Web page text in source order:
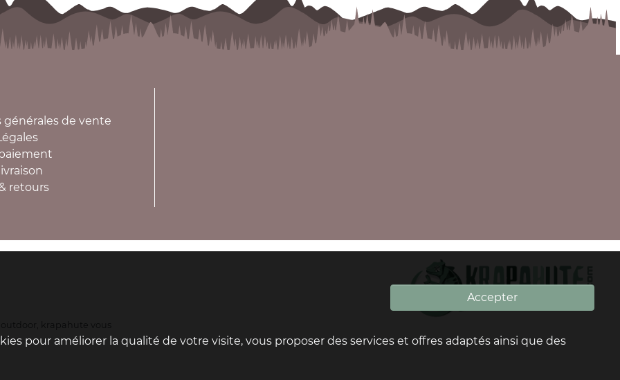
générales de vente
retours
krapahute vous
Accepter
pour améliorer la qualité de votre visite, vous proposer des services et offres adaptés ainsi que des